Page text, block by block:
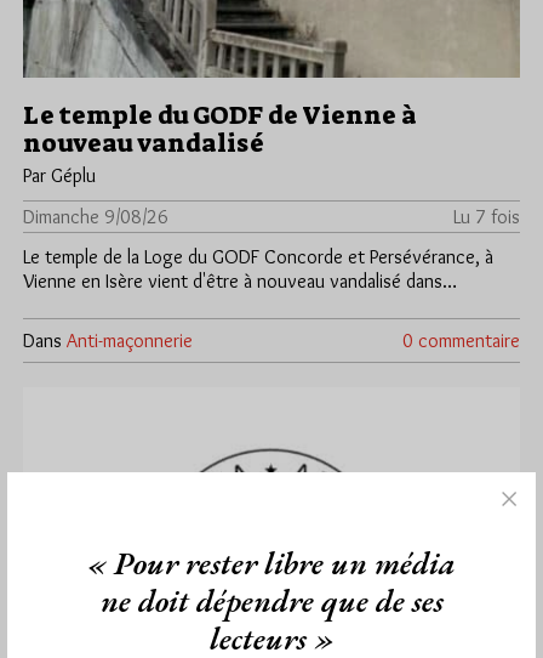
Le temple du GODF de Vienne à
nouveau vandalisé
Par Géplu
Dimanche 9/08/26
Lu 7 fois
Le temple de la Loge du GODF Concorde et Persévérance, à
Vienne en Isère vient d'être à nouveau vandalisé dans…
Dans Anti-maçonnerie 0 commentaire
« Pour rester libre un média
ne doit dépendre que de ses
lecteurs »